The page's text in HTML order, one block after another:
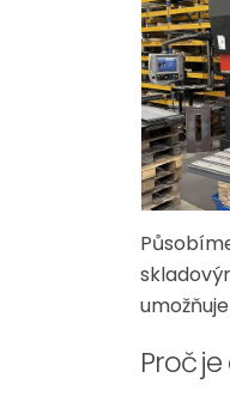
Proč